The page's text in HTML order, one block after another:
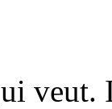
veut.